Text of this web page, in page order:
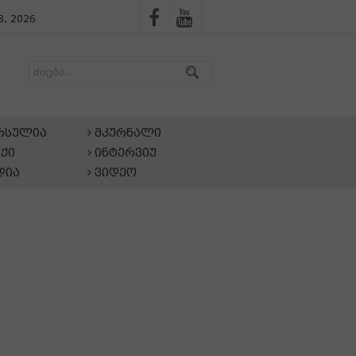
2026
მკურნალი
ინტერვიუ
ვიდეო